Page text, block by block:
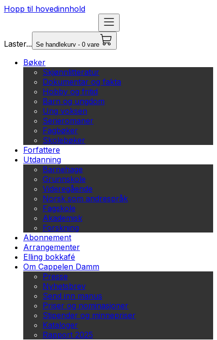
Hopp til hovedinnhold
Laster... Se handlekurv - 0 vare
Bøker
Skjønnlitteratur
Dokumentar og fakta
Hobby og fritid
Barn og ungdom
Ung voksen
Serieromaner
Fagbøker
Skolebøker
Forfattere
Utdanning
Barnehage
Grunnskole
Videregående
Norsk som andrespråk
Fagskole
Akademisk
Forskning
Abonnement
Arrangementer
Elling bokkafé
Om Cappelen Damm
Presse
Nyhetsbrev
Send inn manus
Priser og nominasjoner
Stipender og minnepriser
Kataloger
Rapport 2025